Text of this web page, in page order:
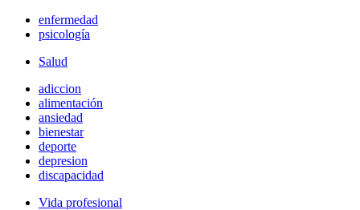
enfermedad
psicología
Salud
adiccion
alimentación
ansiedad
bienestar
deporte
depresion
discapacidad
Vida profesional